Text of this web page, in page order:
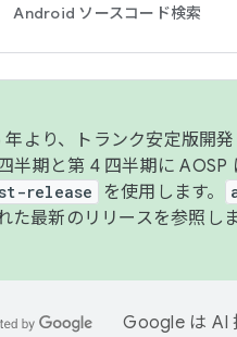
Android ソースコード検索
年より、トランク安定版開
半期と第 4 四半期に
release を使用します。
た最新のリリースを参照し
Google は AI